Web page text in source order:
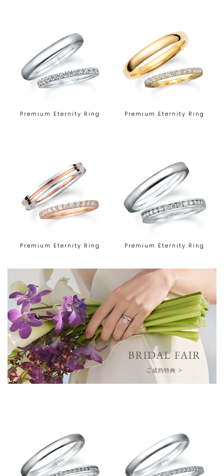
Premium Eternity Ring Premium Eternity Ring
Premium Eternity Ring Premium Eternity Ring